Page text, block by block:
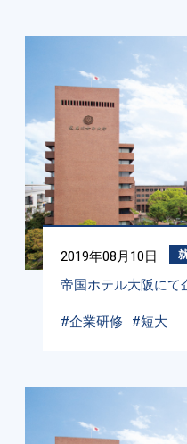
2019年08月10日
帝国ホテル大阪にて
#企業研修 #短大